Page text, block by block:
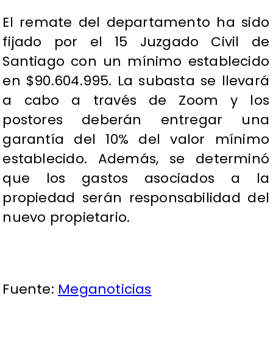
El remate del departamento ha sido
fijado por el 15 Juzgado Civil de
Santiago con un mínimo establecido
en $90.604.995. La subasta se llevará
a cabo a través de Zoom y los
postores deberán entregar una
garantía del 10% del valor mínimo
establecido. Además, se determinó
que los gastos asociados a la
propiedad serán responsabilidad del
nuevo propietario.
Fuente: Meganoticias